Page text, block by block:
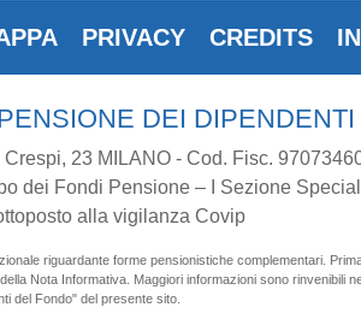
PRIVACY CREDITS
DEI
23 MILANO - Cod. Fisc.
dei Fondi Pensione – I Sezione
alla vigilanza Covip
riguardante forme pensionistiche complementari.
Nota Informativa. Maggiori informazioni sono rinvenibili
del Fondo" del presente sito.